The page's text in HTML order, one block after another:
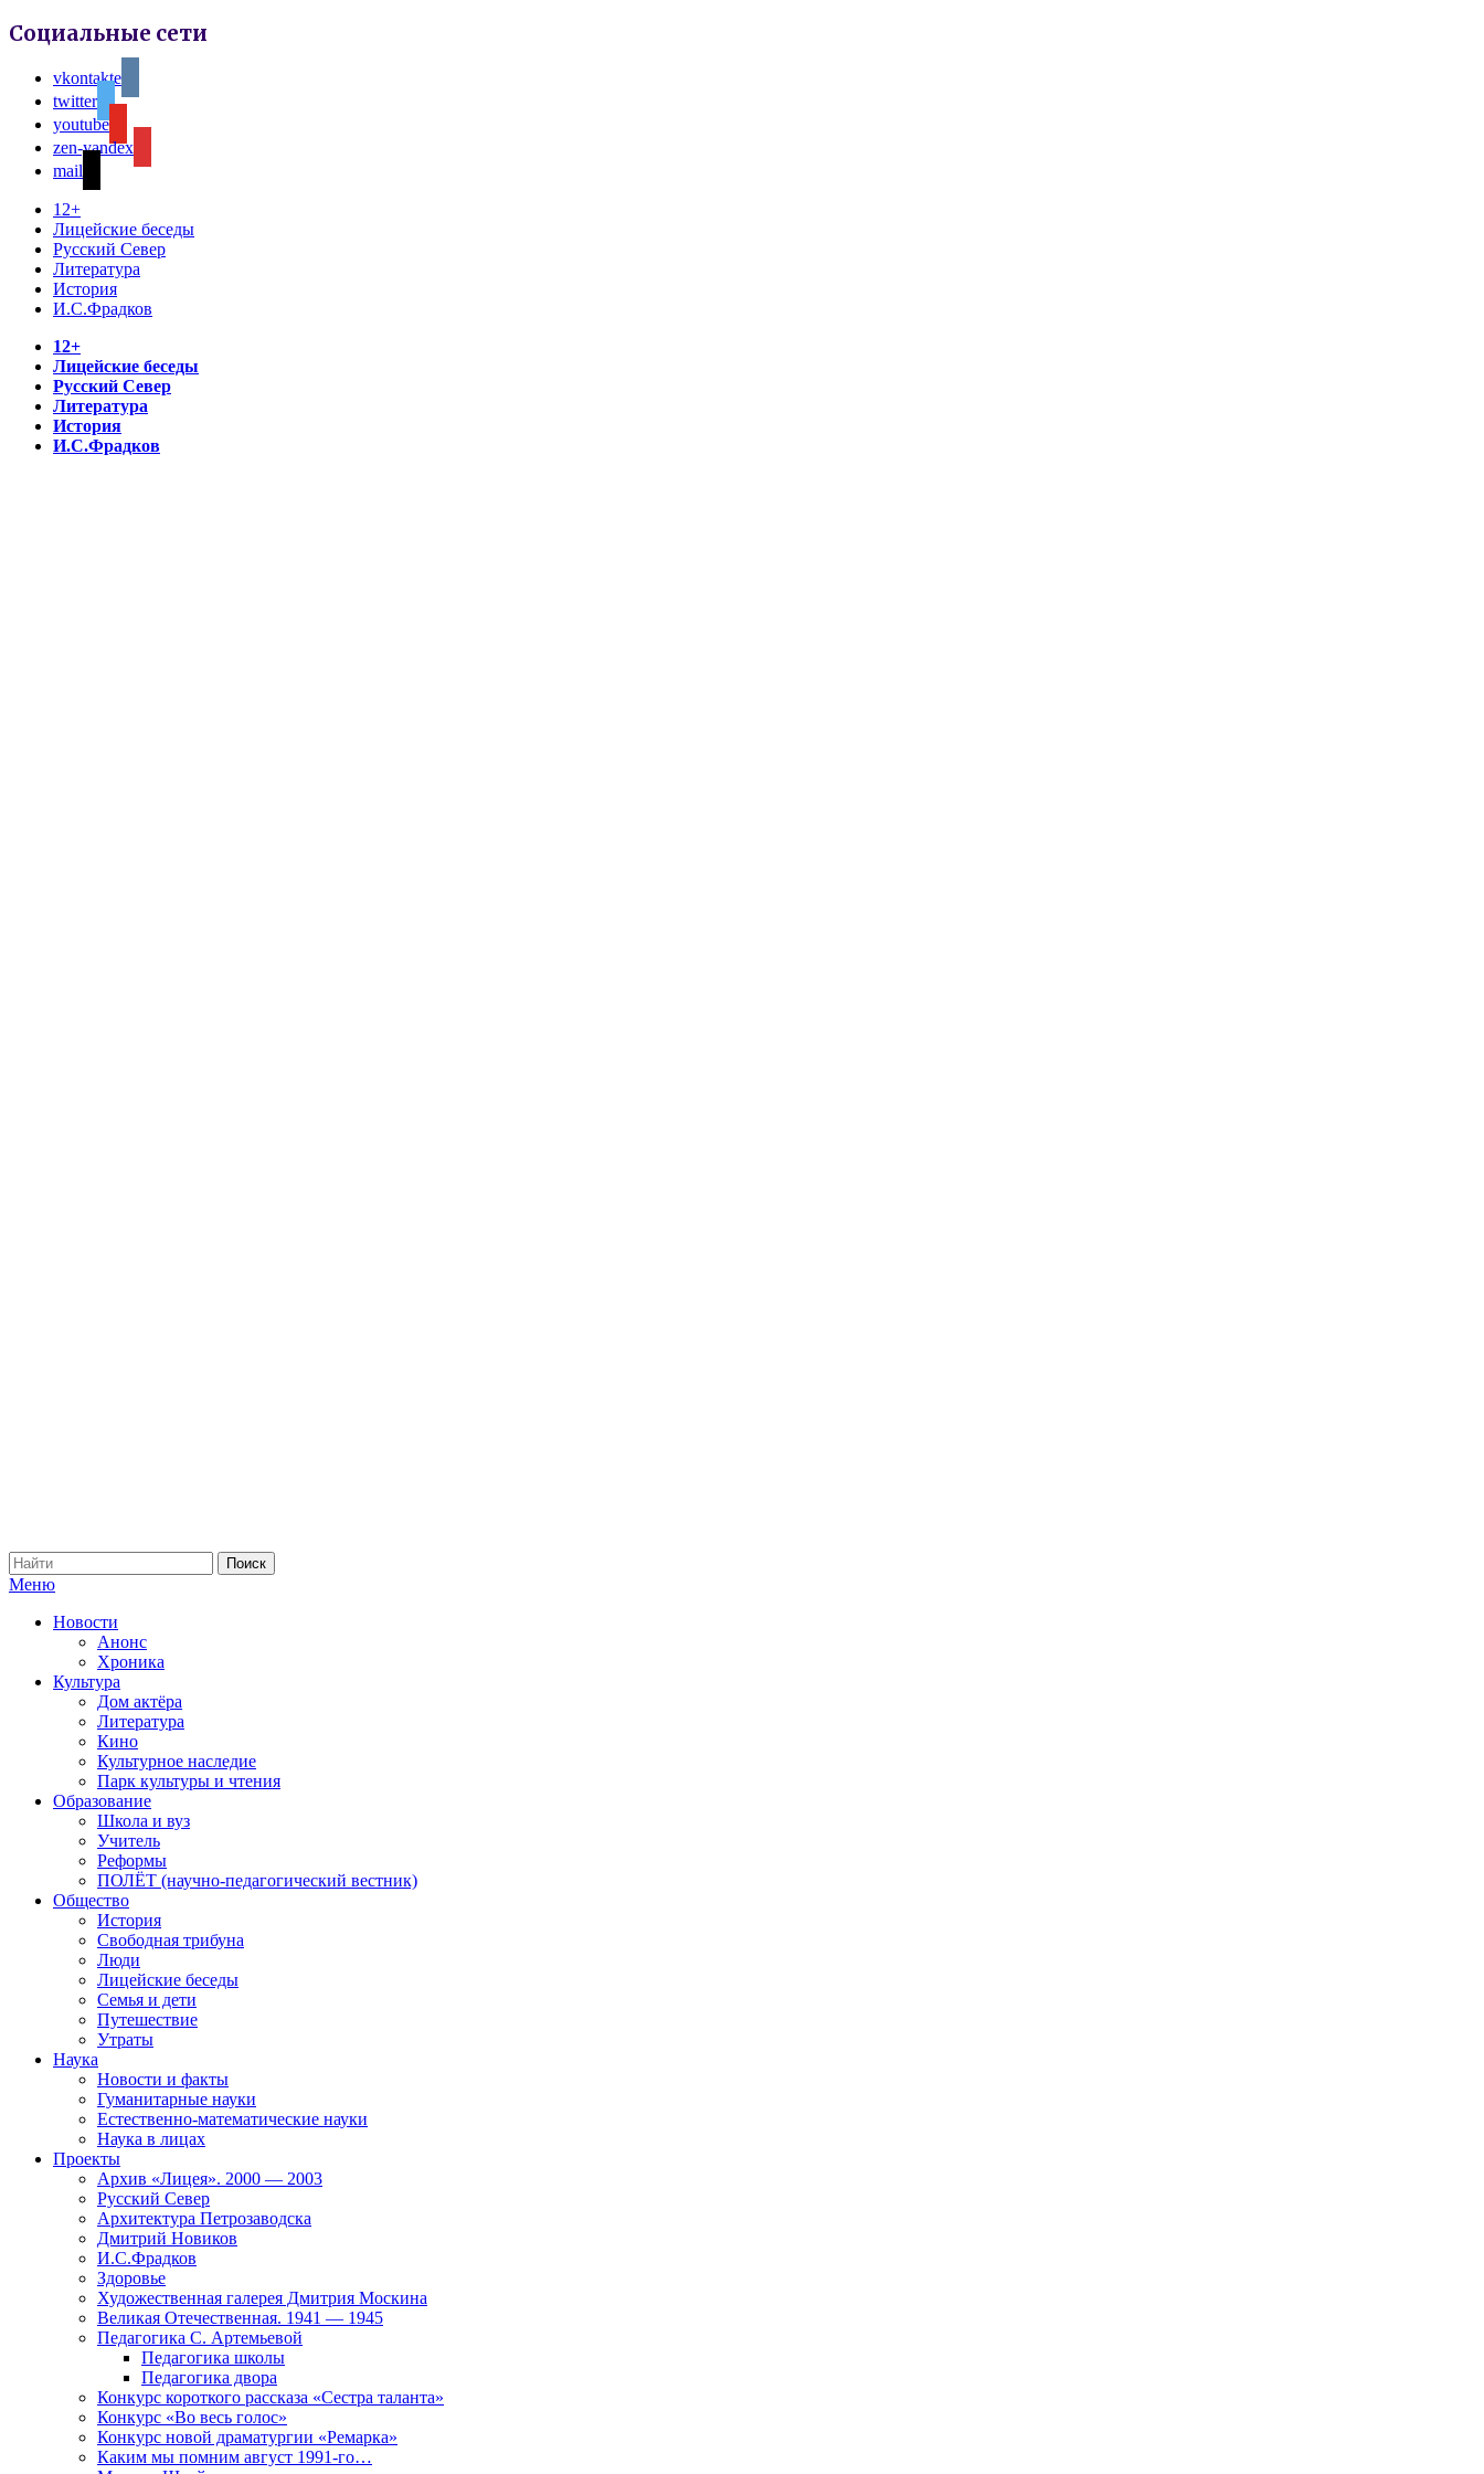
Социальные сети
vkontakte
twitter
youtube
zen-yandex
mail
12+
Лицейские беседы
Русский Север
Литература
История
И.С.Фрадков
12+
Лицейские беседы
Русский Север
Литература
История
И.С.Фрадков
Меню
Новости
Анонс
Хроника
Культура
Дом актёра
Литература
Кино
Культурное наследие
Парк культуры и чтения
Образование
Школа и вуз
Учитель
Реформы
ПОЛЁТ (научно-педагогический вестник)
Общество
История
Свободная трибуна
Люди
Лицейские беседы
Семья и дети
Путешествие
Утраты
Наука
Новости и факты
Гуманитарные науки
Естественно-математические науки
Наука в лицах
Проекты
Архив «Лицея». 2000 — 2003
Русский Север
Архитектура Петрозаводска
Дмитрий Новиков
И.С.Фрадков
Здоровье
Художественная галерея Дмитрия Москина
Великая Отечественная. 1941 — 1945
Педагогика С. Артемьевой
Педагогика школы
Педагогика двора
Конкурс короткого рассказа «Сестра таланта»
Конкурс «Во весь голос»
Конкурс новой драматургии «Ремарка»
Каким мы помним август 1991-го…